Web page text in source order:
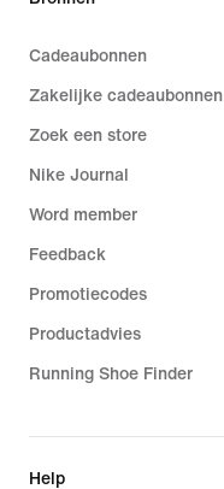
Cadeaubonnen
Zakelijke cadeaubonnen
Zoek een store
Nike Journal
Word member
Feedback
Promotiecodes
Productadvies
Running Shoe Finder
Help